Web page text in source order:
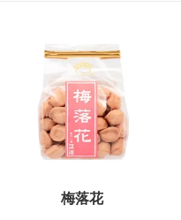
梅落花